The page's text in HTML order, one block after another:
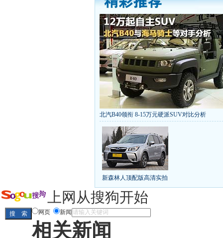
北汽B40领衔 8-15万元硬派SUV对比分析
丰田推八款低价新车 全新RAV4海外售
第九代雅阁/本田新小SUV
凯越已跌至8折甩卖 6款合资自主车是真的低价
给中国人争气的热销SUV 全新马自达6：海外
10万元新车叫板合资 15万买车谁好
长城2013年新SUV规划曝光
全新胜达23日上市 秒杀日系的SUV
大众6万
最高法解释：醉驾毒驾发生交通事故 交强险应
新森林人顶配版高清实拍
上网从搜狗开始
网页 新闻
相关新闻